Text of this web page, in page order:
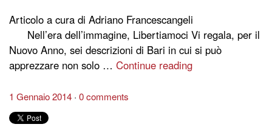
Articolo a cura di Adriano Francescangeli
Nell’era dell’immagine, Libertiamoci Vi regala, per il
Nuovo Anno, sei descrizioni di Bari in cui si può
apprezzare non solo … Continue reading
1 Gennaio 2014 0 comments